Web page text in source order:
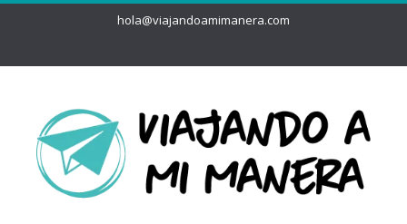
hola@viajandoamimanera.com